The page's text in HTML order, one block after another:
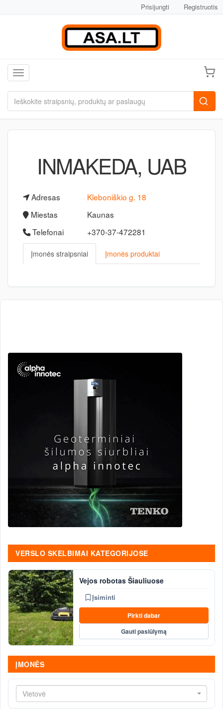
Prisijungti Registruotis
Toggle navigation
INMAKEDA, UAB
Adresas
Kleboniškio g. 18
Miestas
Kaunas
Telefonai
+370-37-472281
Įmonės straipsniai Įmonės produktai
VERSLO SKELBIMAI KATEGORIJOSE
Vejos robotas Šiauliuose
Įsiminti
Pirkti dabar
Gauti pasiūlymą
ĮMONĖS
Vietovė